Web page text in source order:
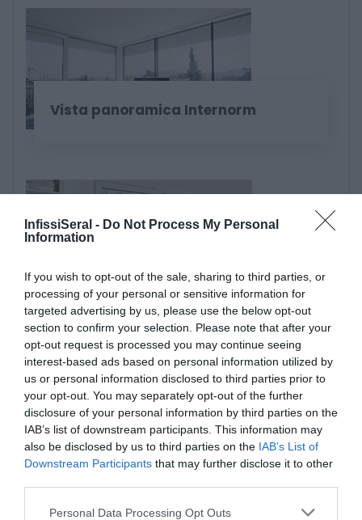
InfissiSeral - Do Not Process My Personal
Information
If you wish to opt-out of the sale, sharing to third parties, or
processing of your personal or sensitive information for
targeted advertising by us, please use the below opt-out
section to confirm your selection. Please note that after your
opt-out request is processed you may continue seeing
interest-based ads based on personal information utilized by
us or personal information disclosed to third parties prior to
your opt-out. You may separately opt-out of the further
disclosure of your personal information by third parties on the
IAB’s list of downstream participants. This information may
also be disclosed by us to third parties on the IAB’s List of
Downstream Participants that may further disclose it to other
Please note that this website/app uses one or more Google
Personal Data Processing Opt Outs
Vista panoramica Internorm
La ventilazione del futuro Internorm
Gestione domotica Internorm